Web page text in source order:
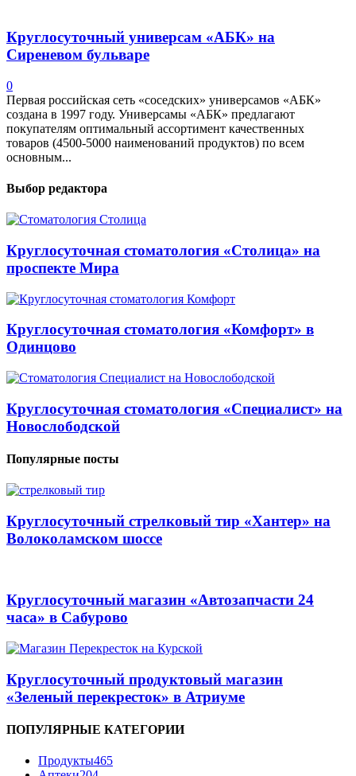
Круглосуточный универсам «АБК» на
Сиреневом бульваре
0
Первая российская сеть «соседских» универсамов «АБК»
создана в 1997 году. Универсамы «АБК» предлагают
покупателям оптимальный ассортимент качественных
товаров (4500-5000 наименований продуктов) по всем
основным...
Выбор редактора
Круглосуточная стоматология «Столица» на
проспекте Мира
Круглосуточная стоматология «Комфорт» в
Одинцово
Круглосуточная стоматология «Специалист» на
Новослободской
Популярные посты
Круглосуточный стрелковый тир «Хантер» на
Волоколамском шоссе
Круглосуточный магазин «Автозапчасти 24
часа» в Сабурово
Круглосуточный продуктовый магазин
«Зеленый перекресток» в Атриуме
ПОПУЛЯРНЫЕ КАТЕГОРИИ
Продукты465